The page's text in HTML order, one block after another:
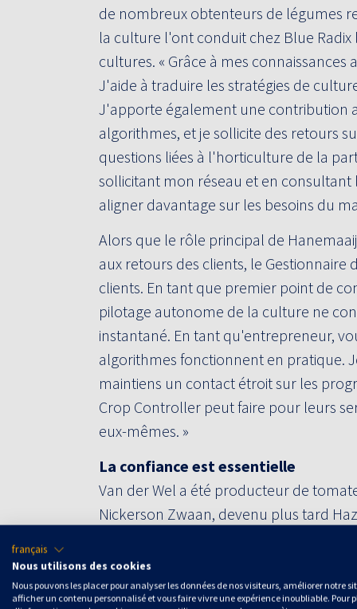
de nombreux obtenteurs de légumes
la culture l'ont conduit chez Blue
cultures. « Grâce à mes
J'aide à traduire les stratégies de
J'apporte également une contribution
algorithmes, et je sollicite des retours
questions liées à l'horticulture de la
sollicitant mon réseau et en
aligner davantage sur les besoins du
Alors que le rôle principal de
aux retours des clients, le
clients. En tant que premier point de
pilotage autonome de la culture ne
instantané. En tant qu'entrepreneur,
algorithmes fonctionnent en pratique.
maintiens un contact étroit sur les
Crop Controller peut faire pour leurs
eux-mêmes. »
La confiance est essentielle
Van der Wel a été producteur de
Nickerson Zwaan, devenu plus tard
années, ce qui m'a permis de voir
Radix réalisait dans le pilotage
numérisation et les capteurs il y a 25
français
Nous utilisons des cookies
Nous pouvons les placer pour analyser les données de nos visiteurs, améliorer notre
afficher un contenu personnalisé et vous faire vivre une expérience inoubliable. Pour